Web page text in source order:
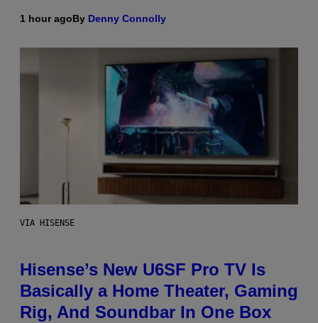
1 hour agoBy Denny Connolly
VIA HISENSE
Hisense’s New U6SF Pro TV Is
Basically a Home Theater, Gaming
Rig, And Soundbar In One Box